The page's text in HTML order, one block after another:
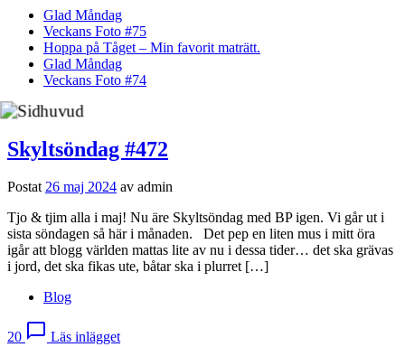
Glad Måndag
Veckans Foto #75
Hoppa på Tåget – Min favorit maträtt.
Glad Måndag
Veckans Foto #74
Skyltsöndag #472
Postat26 maj 2024 av admin
Tjo & tjim alla i maj! Nu äre Skyltsöndag med BP igen. Vi går ut i
sista söndagen så här i månaden. Det pep en liten mus i mitt öra
igår att blogg världen mattas lite av nu i dessa tider… det ska grävas
i jord, det ska fikas ute, båtar ska i plurret […]
Blog
20 chat_bubble_outline Läs inlägget